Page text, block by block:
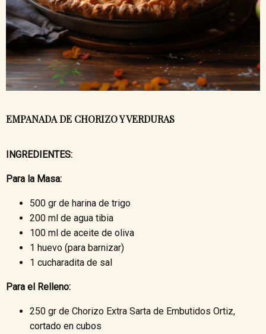
EMPANADA DE CHORIZO Y VERDURAS
INGREDIENTES:
Para la Masa:
500 gr de harina de trigo
200 ml de agua tibia
100 ml de aceite de oliva
1 huevo (para barnizar)
1 cucharadita de sal
Para el Relleno:
250 gr de Chorizo Extra Sarta de Embutidos Ortiz,
cortado en cubos